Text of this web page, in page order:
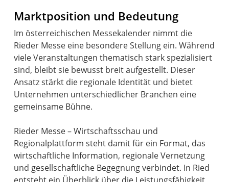
Marktposition und Bedeutung
Im österreichischen Messekalender nimmt die
Rieder Messe eine besondere Stellung ein. Während
viele Veranstaltungen thematisch stark spezialisiert
sind, bleibt sie bewusst breit aufgestellt. Dieser
Ansatz stärkt die regionale Identität und bietet
Unternehmen unterschiedlicher Branchen eine
gemeinsame Bühne.
Rieder Messe – Wirtschaftsschau und
Regionalplattform steht damit für ein Format, das
wirtschaftliche Information, regionale Vernetzung
und gesellschaftliche Begegnung verbindet. In Ried